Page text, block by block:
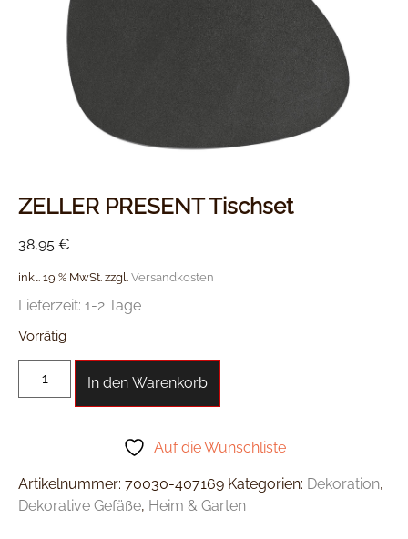
ZELLER PRESENT Tischset
38,95 €
inkl. 19 % MwSt. zzgl. Versandkosten
Lieferzeit: 1-2 Tage
Vorrätig
In den Warenkorb
Auf die Wunschliste
Artikelnummer: 70030-407169 Kategorien: Dekoration,
Dekorative Gefäße, Heim & Garten